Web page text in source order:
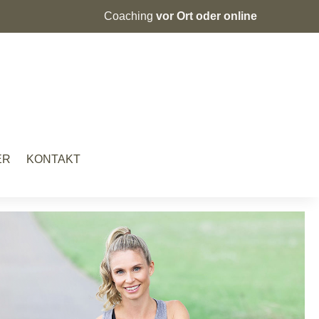
Coaching vor Ort oder online
KONTAKT